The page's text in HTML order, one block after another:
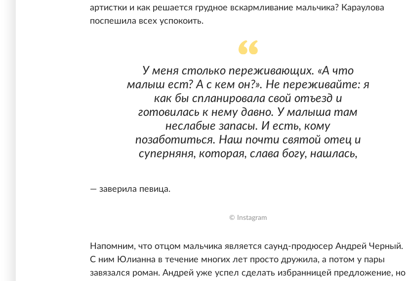
артистки и как решается грудное вскармливание мальчика? Караулова
поспешила всех успокоить.
У меня столько переживающих. «А что
малыш ест? А с кем он?». Не переживайте: я
как бы спланировала свой отъезд и
готовилась к нему давно. У малыша там
неслабые запасы. И есть, кому
позаботиться. Наш почти святой отец и
суперняня, которая, слава богу, нашлась,
— заверила певица.
© Instagram
Напомним, что отцом мальчика является саунд-продюсер Андрей Черный.
С ним Юлианна в течение многих лет просто дружила, а потом у пары
завязался роман. Андрей уже успел сделать избранницей предложение, но